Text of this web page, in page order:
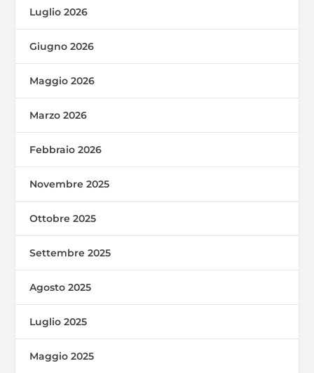
Luglio 2026
Giugno 2026
Maggio 2026
Marzo 2026
Febbraio 2026
Novembre 2025
Ottobre 2025
Settembre 2025
Agosto 2025
Luglio 2025
Maggio 2025